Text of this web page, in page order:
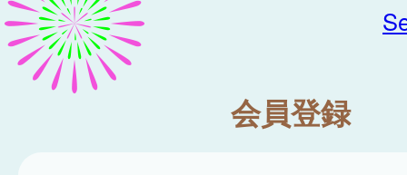
会員登録